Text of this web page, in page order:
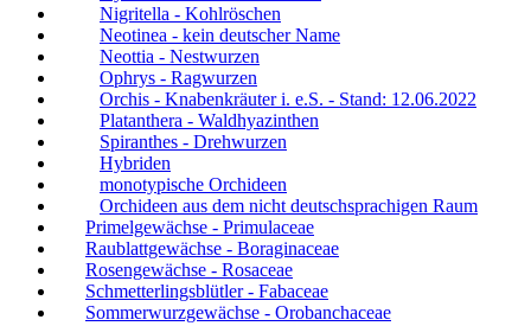
Nigritella - Kohlröschen
Neotinea - kein deutscher Name
Neottia - Nestwurzen
Ophrys - Ragwurzen
Orchis - Knabenkräuter i. e.S. - Stand: 12.06.2022
Platanthera - Waldhyazinthen
Spiranthes - Drehwurzen
Hybriden
monotypische Orchideen
Orchideen aus dem nicht deutschsprachigen Raum
Primelgewächse - Primulaceae
Raublattgewächse - Boraginaceae
Rosengewächse - Rosaceae
Schmetterlingsblütler - Fabaceae
Sommerwurzgewächse - Orobanchaceae